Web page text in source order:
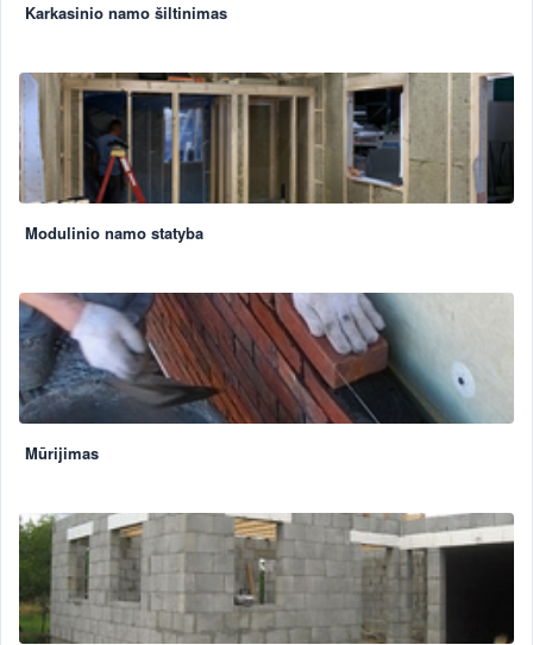
Karkasinio namo šiltinimas
Modulinio namo statyba
Mūrijimas